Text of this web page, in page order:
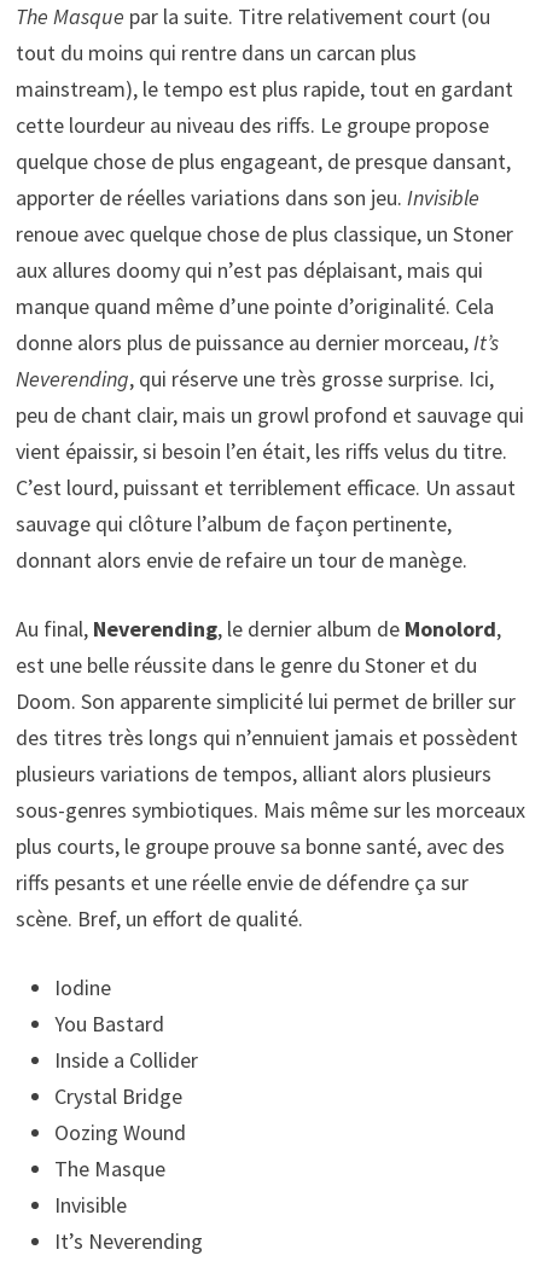
The Masque par la suite. Titre relativement court (ou
tout du moins qui rentre dans un carcan plus
mainstream), le tempo est plus rapide, tout en gardant
cette lourdeur au niveau des riffs. Le groupe propose
quelque chose de plus engageant, de presque dansant,
apporter de réelles variations dans son jeu. Invisible
renoue avec quelque chose de plus classique, un Stoner
aux allures doomy qui n’est pas déplaisant, mais qui
manque quand même d’une pointe d’originalité. Cela
donne alors plus de puissance au dernier morceau, It’s
Neverending, qui réserve une très grosse surprise. Ici,
peu de chant clair, mais un growl profond et sauvage qui
vient épaissir, si besoin l’en était, les riffs velus du titre.
C’est lourd, puissant et terriblement efficace. Un assaut
sauvage qui clôture l’album de façon pertinente,
donnant alors envie de refaire un tour de manège.
Au final, Neverending, le dernier album de Monolord,
est une belle réussite dans le genre du Stoner et du
Doom. Son apparente simplicité lui permet de briller sur
des titres très longs qui n’ennuient jamais et possèdent
plusieurs variations de tempos, alliant alors plusieurs
sous-genres symbiotiques. Mais même sur les morceaux
plus courts, le groupe prouve sa bonne santé, avec des
riffs pesants et une réelle envie de défendre ça sur
scène. Bref, un effort de qualité.
Iodine
You Bastard
Inside a Collider
Crystal Bridge
Oozing Wound
The Masque
Invisible
It’s Neverending